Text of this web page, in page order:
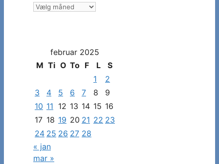
Vælg
at
specifikke
indlæg
februar 2025
M Ti O To F L
S
1
2
3
4 5 6 7 8
9
10 11 12 13 14 15 16
17 18 19 20 21 22 23
24 25 26 27 28
« jan
mar »